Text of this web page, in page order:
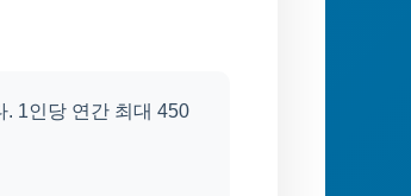
. 1인당 연간 최대 450